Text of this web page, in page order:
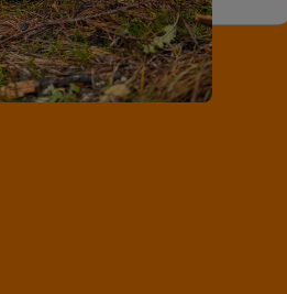
Ricerca